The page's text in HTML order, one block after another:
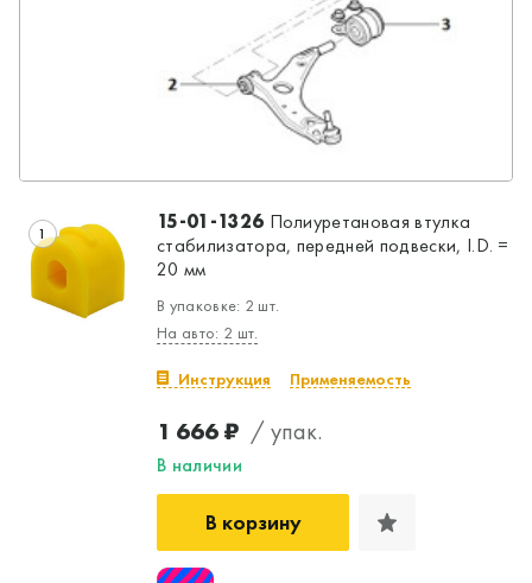
1 15-01-1326 Полиуретановая втулка
стабилизатора, передней подвески, I.D. =
20 мм
В упаковке: 2 шт.
На авто: 2 шт.
Инструкция Применяемость
1 666 ₽ / упак.
В наличии
В корзину